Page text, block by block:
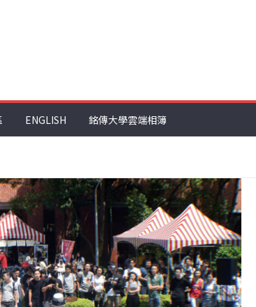
ENGLISH 銘傳大學雲端相簿